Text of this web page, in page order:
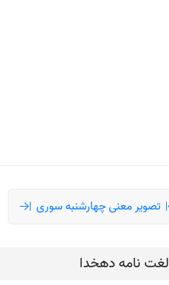
تصویر معنی چهارشنبه سوری
لغت نامه دهخدا